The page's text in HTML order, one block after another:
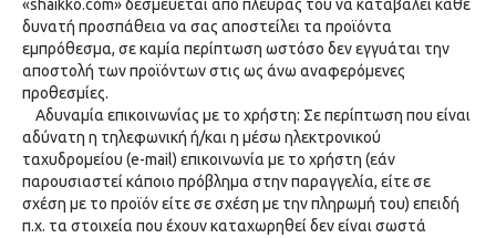
«shaikko.com» δεσμεύεται από πλευράς του να καταβάλει κάθε
δυνατή προσπάθεια να σας αποστείλει τα προϊόντα
εμπρόθεσμα, σε καμία περίπτωση ωστόσο δεν εγγυάται την
αποστολή των προϊόντων στις ως άνω αναφερόμενες
προθεσμίες.
Αδυναμία επικοινωνίας με το χρήστη: Σε περίπτωση που είναι
αδύνατη η τηλεφωνική ή/και η μέσω ηλεκτρονικού
ταχυδρομείου (e-mail) επικοινωνία με το χρήστη (εάν
παρουσιαστεί κάποιο πρόβλημα στην παραγγελία, είτε σε
σχέση με το προϊόν είτε σε σχέση με την πληρωμή του) επειδή
π.χ. τα στοιχεία που έχουν καταχωρηθεί δεν είναι σωστά